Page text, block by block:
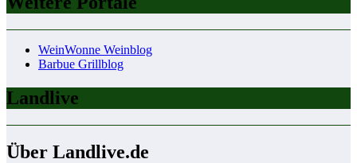
WeinWonne Weinblog
Barbue Grillblog
Landlive
Über Landlive.de